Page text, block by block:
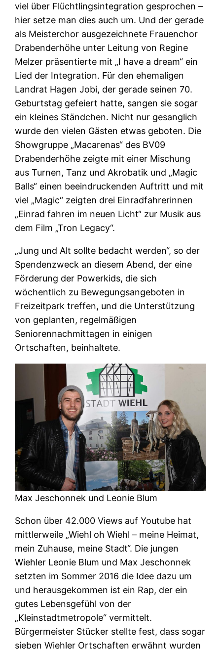
viel über Flüchtlingsintegration gesprochen –
hier setze man dies auch um. Und der gerade
als Meisterchor ausgezeichnete Frauenchor
Drabenderhöhe unter Leitung von Regine
Melzer präsentierte mit „I have a dream“ ein
Lied der Integration. Für den ehemaligen
Landrat Hagen Jobi, der gerade seinen 70.
Geburtstag gefeiert hatte, sangen sie sogar
ein kleines Ständchen. Nicht nur gesanglich
wurde den vielen Gästen etwas geboten. Die
Showgruppe „Macarenas“ des BV09
Drabenderhöhe zeigte mit einer Mischung
aus Turnen, Tanz und Akrobatik und „Magic
Balls“ einen beeindruckenden Auftritt und mit
viel „Magic“ zeigten drei Einradfahrerinnen
„Einrad fahren im neuen Licht“ zur Musik aus
dem Film „Tron Legacy“.
„Jung und Alt sollte bedacht werden“, so der
Spendenzweck an diesem Abend, der eine
Förderung der Powerkids, die sich
wöchentlich zu Bewegungsangeboten in
Freizeitpark treffen, und die Unterstützung
von geplanten, regelmäßigen
Seniorennachmittagen in einigen
Ortschaften, beinhaltete.
Max Jeschonnek und Leonie Blum
Schon über 42.000 Views auf Youtube hat
mittlerweile „Wiehl oh Wiehl – meine Heimat,
mein Zuhause, meine Stadt“. Die jungen
Wiehler Leonie Blum und Max Jeschonnek
setzten im Sommer 2016 die Idee dazu um
und herausgekommen ist ein Rap, der ein
gutes Lebensgefühl von der
„Kleinstadtmetropole“ vermittelt.
Bürgermeister Stücker stellte fest, dass sogar
sieben Wiehler Ortschaften erwähnt wurden